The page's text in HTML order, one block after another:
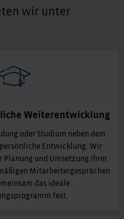
wir unter
Weiterentwicklung
oder Studium neben dem
persönliche Entwicklung. Wir
Planung und Umsetzung Ihrer
Mitarbeitergesprächen
das ideale
fest.